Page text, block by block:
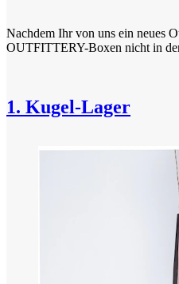
Nachdem Ihr von uns ein neues
OUTFITTERY-Boxen nicht in
1. Kugel-Lager